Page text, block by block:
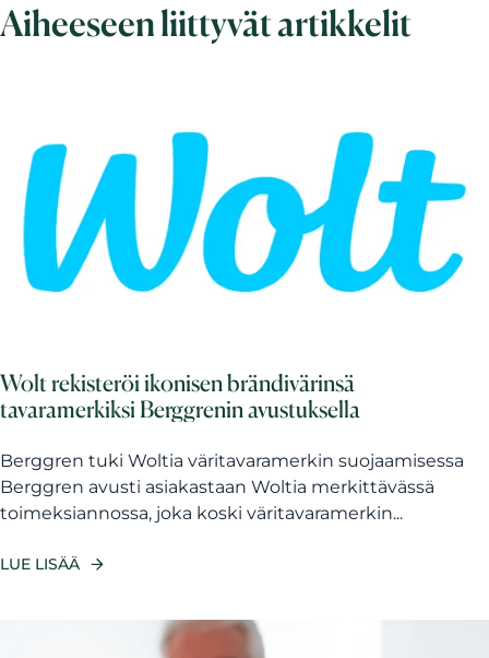
Aiheeseen liittyvät artikkelit
Wolt rekisteröi ikonisen brändivärinsä
tavaramerkiksi Berggrenin avustuksella
Berggren tuki Woltia väritavaramerkin suojaamisessa
Berggren avusti asiakastaan Woltia merkittävässä
toimeksiannossa, joka koski väritavaramerkin...
LUE LISÄÄ